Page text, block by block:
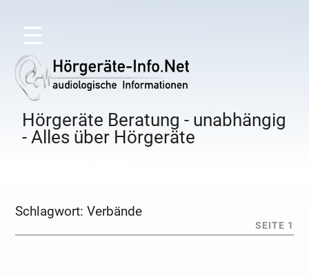
☰
Hörgeräte Beratung - unabhängig
- Alles über Hörgeräte
Schlagwort:Verbände
SEITE 1